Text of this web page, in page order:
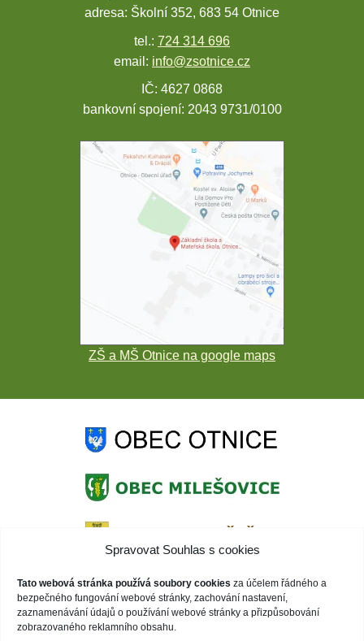
Spravovat Souhlas s cookies
Tato webová stránka používá soubory cookies za účelem řádného a
bezpečného fungování webové stránky, zachování nastavení,
zaznamenávání údajů o používání webové stránky a přizpůsobování
zobrazovaného reklamního obsahu.
adresa: Školní 352, 683 54 Otnice
tel.: 724 314 696
email: info@zsotnice.cz
IČ: 4627 0868
bankovní spojení: 2043 9731/0100
ZŠ a MŠ Otnice na google maps